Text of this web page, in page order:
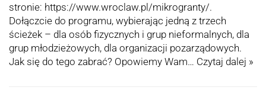
stronie: https://www.wroclaw.pl/mikrogranty/.
Dołączcie do programu, wybierając jedną z trzech
ścieżek – dla osób fizycznych i grup nieformalnych, dla
grup młodzieżowych, dla organizacji pozarządowych.
Jak się do tego zabrać? Opowiemy Wam… Czytaj dalej »